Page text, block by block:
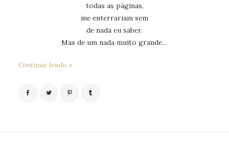
todas as páginas,
me enterrariam sem
de nada eu saber.
Mas de um nada muito grande…
Continue lendo »